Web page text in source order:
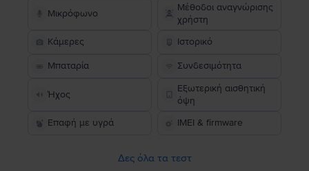
Μικρόφωνο
Μέθοδοι αναγνώρισης
χρήστη
Κάμερες
Ιστορικό
Μπαταρία Συνδεσιμότητα
Ήχος
Εξωτερική αισθητική
όψη
Επαφή με υγρά
IMEI & firmware
Δες όλα τα τεστ